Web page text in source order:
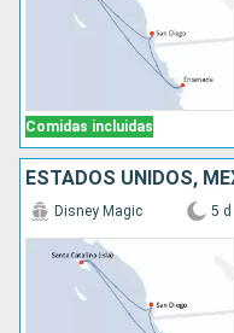
Comidas incluidas
ESTADOS UNIDOS,
Disney Magic 5 d